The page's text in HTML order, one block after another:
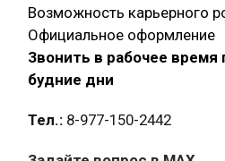
Возможность карьерного
Официальное оформление
Звонить в рабочее
будние дни
Тел.: 8-977-150-2442